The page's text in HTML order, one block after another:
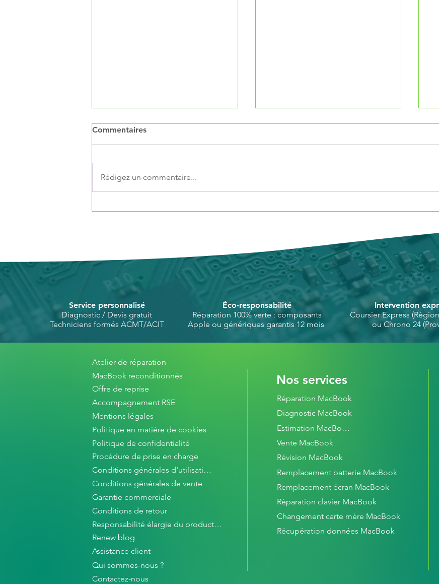
Commentaires
Rédigez un commentaire...
Service personnalisé
Diagnostic / Devis gratuit
Techniciens formés ACMT/ACIT
Éco-responsabilité
Réparation 100% verte : composants
Apple ou génériques garantis 12 mois
Intervention
Coursier Express
ou Chrono 24
Atelier de réparation
MacBook reconditionnés
Offre de reprise
Accompagnement RSE
Mentions légales
Politique en matière de cookies
Politique de confidentialité
Procédure de prise en charge
Conditions générales d'utilisation
Conditions générales de vente
Garantie commerciale
Conditions de retour
Responsabilité élargie du producteur
Renew blog
Assistance client
Qui sommes-nous ?
Nos services
Réparation MacBook
Diagnostic MacBook
Estimation MacBook
Vente MacBook
Révision MacBook
Remplacement batterie MacBook
Remplacement écran MacBook
Réparation clavier MacBook
Changement carte mère MacBook
Récupération données MacBook
Contactez-nous